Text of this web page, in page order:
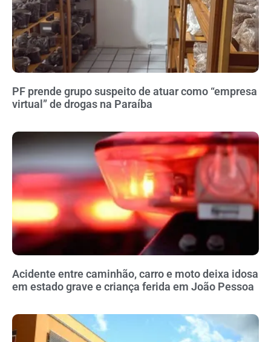
PF prende grupo suspeito de atuar como “empresa
virtual” de drogas na Paraíba
Acidente entre caminhão, carro e moto deixa idosa
em estado grave e criança ferida em João Pessoa